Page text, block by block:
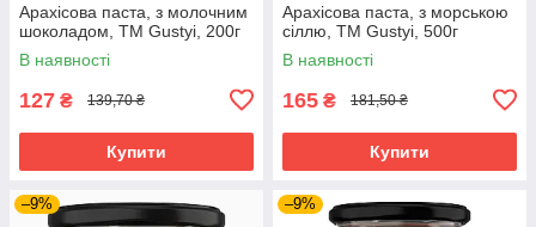
Арахісова паста, з молочним
шоколадом, ТМ Gustyi, 200г
В наявності
127 ₴ 139,70 ₴
Купити
Арахісова паста, з морською
сіллю, ТМ Gustyi, 500г
В наявності
165 ₴ 181,50 ₴
Купити
–9% –9%